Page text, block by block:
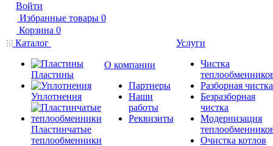
Войти
Избранные товары 0
Корзина 0
Каталог
Пластины
Уплотнения
Пластинчатые
теплообменники
О компании
Партнеры
Наши
работы
Реквизиты
Услуги
Чистка
Разборная чистка
Безразборная
чистка
Модернизация
Очистка котлов